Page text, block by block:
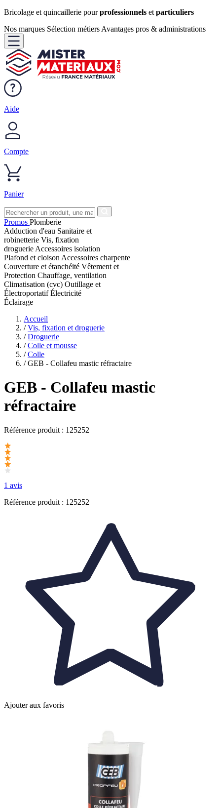
Bricolage et quincaillerie pourprofessionnels et particuliers
Nos marques Sélection métiers Avantages pros & administrations
Aide
Compte
Panier
Promos Plomberie
Adduction d'eau Sanitaire et
robinetterie Vis, fixation
droguerie Accessoires isolation
Plafond et cloison Accessoires charpente
Couverture et étanchéité Vêtement et
Protection Chauffage, ventilation
Climatisation (cvc) Outillage et
ÉlectroportatifÉlectricité
Éclairage
Accueil
/ Vis, fixation et droguerie
/ Droguerie
/ Colle et mousse
/ Colle
/ GEB - Collafeu mastic réfractaire
GEB - Collafeu mastic
réfractaire
Référence produit : 125252
1 avis
Référence produit : 125252
Ajouter aux favoris